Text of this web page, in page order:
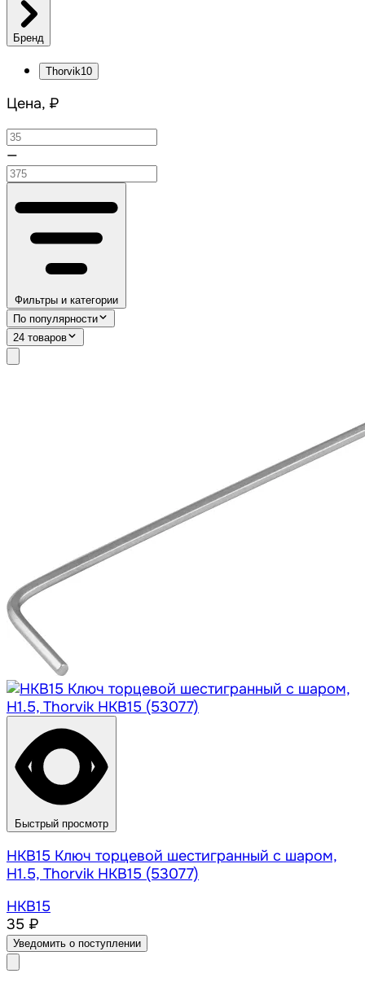
Бренд
Thorvik10
Цена, ₽
—
Фильтры и категории
По популярности
24 товаров
Быстрый просмотр
HKB15 Ключ торцевой шестигранный с шаром,
H1.5, Thorvik HKB15 (53077)
HKB15
35 ₽
Уведомить о поступлении